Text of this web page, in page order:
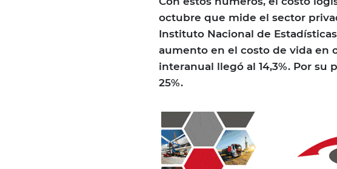
octubre que mide el sector
Instituto Nacional de
aumento en el costo de vida en
interanual llegó al 14,3%. Por su
25%.